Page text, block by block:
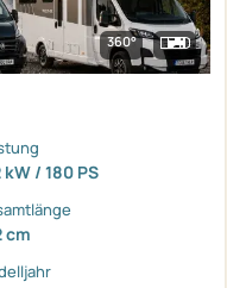
360°
kW / 180 PS
cm